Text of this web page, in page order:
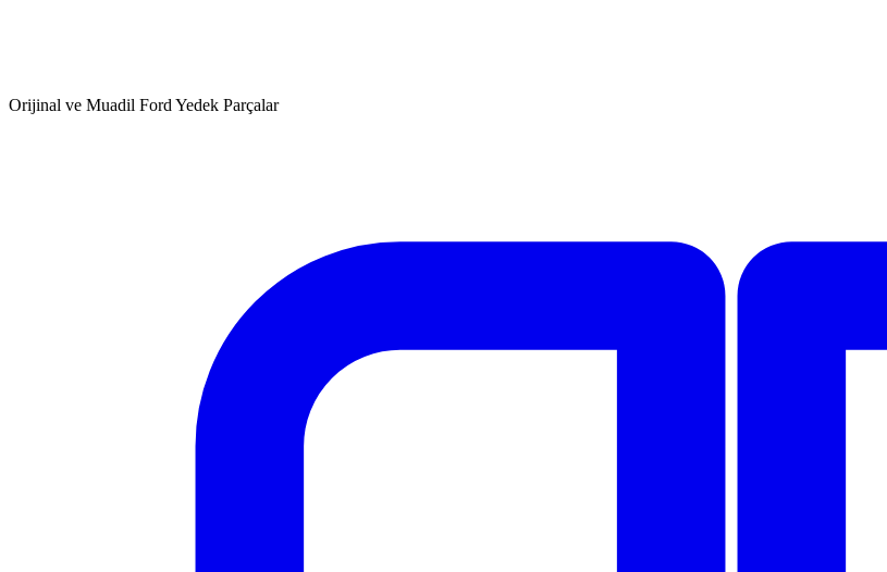
Orijinal ve Muadil Ford Yedek Parçalar